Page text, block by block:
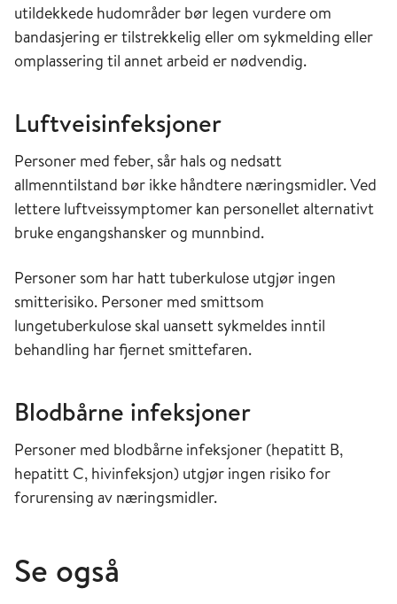
utildekkede hudområder bør legen vurdere om
bandasjering er tilstrekkelig eller om sykmelding eller
omplassering til annet arbeid er nødvendig.
Luftveisinfeksjoner
Personer med feber, sår hals og nedsatt
allmenntilstand bør ikke håndtere næringsmidler. Ved
lettere luftveissymptomer kan personellet alternativt
bruke engangshansker og munnbind.
Personer som har hatt tuberkulose utgjør ingen
smitterisiko. Personer med smittsom
lungetuberkulose skal uansett sykmeldes inntil
behandling har fjernet smittefaren.
Blodbårne infeksjoner
Personer med blodbårne infeksjoner (hepatitt B,
hepatitt C, hivinfeksjon) utgjør ingen risiko for
forurensing av næringsmidler.
Se også